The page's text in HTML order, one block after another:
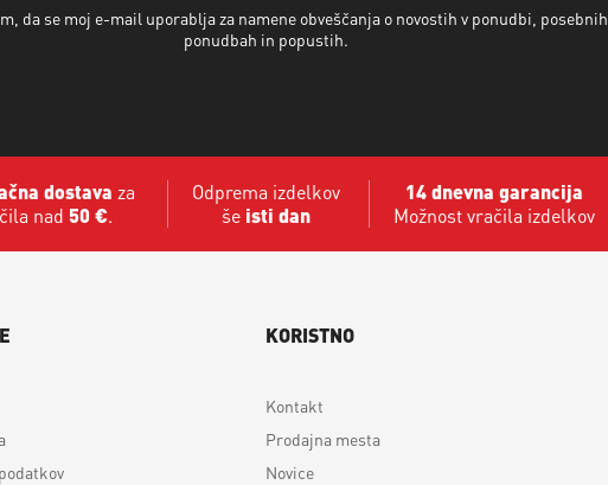
da se moj e-mail uporablja za namene obveščanja o novostih v ponudbi, posebnih
ponudbah in popustih.
dostava za
nad 50 €.
Odprema izdelkov
še isti dan
14 dnevna garancija
Možnost vračila izdelkov
KORISTNO
Kontakt
Prodajna mesta
Novice